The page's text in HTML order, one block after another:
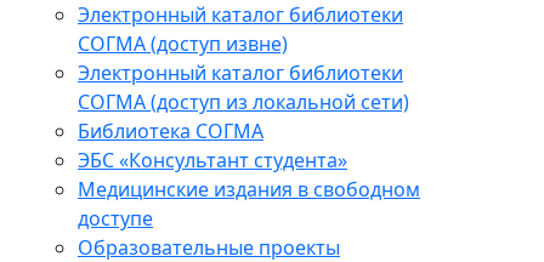
Электронный каталог библиотеки
СОГМА (доступ извне)
Электронный каталог библиотеки
СОГМА (доступ из локальной сети)
Библиотека СОГМА
ЭБС «Консультант студента»
Медицинские издания в свободном
доступе
Образовательные проекты